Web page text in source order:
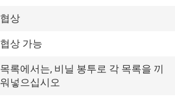
협상
협상 가능
목록에서는, 비닐 봉투로 각 목록을 끼
워넣으십시오